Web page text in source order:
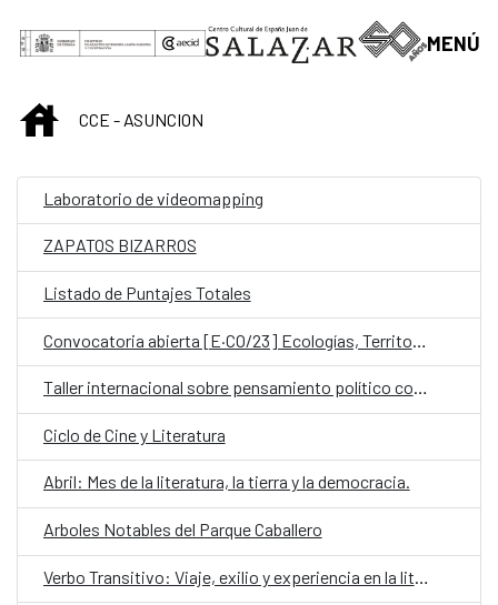
Saltar al contenido principal
MENÚ
INICIOCCE - ASUNCION
Laboratorio de videomapping
ZAPATOS BIZARROS
Listado de Puntajes Totales
Taller internacional sobre pensamiento político contemporáneo
Ciclo de Cine y Literatura
Abril: Mes de la literatura, la tierra y la democracia.
Arboles Notables del Parque Caballero